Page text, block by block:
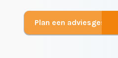
Plan een adviesgesprek